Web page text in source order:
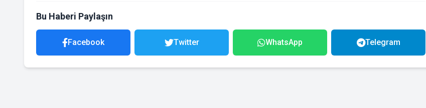
Bu Haberi Paylaşın
Facebook Twitter WhatsApp Telegram